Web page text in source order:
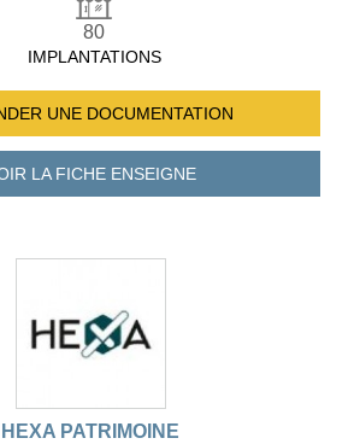
80
IMPLANTATIONS
UNE DOCUMENTATION
LA FICHEENSEIGNE
HEXA PATRIMOINE